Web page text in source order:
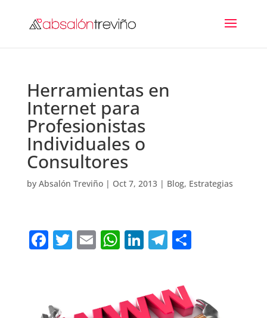
Herramientas en
Internet para
Profesionistas
Individuales o
Consultores
by Absalón Treviño| Oct 7, 2013| Blog, Estrategias
F T E W
s
Li
e
T
gr
C
p